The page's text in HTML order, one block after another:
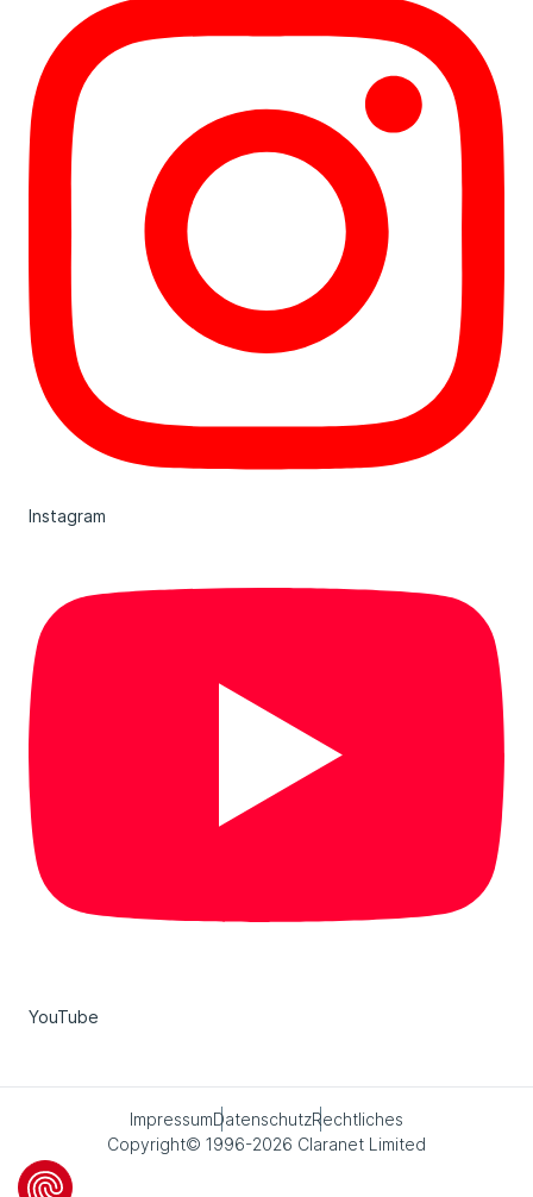
Instagram
YouTube
ImpressumDatenschutzRechtliches
Copyright© 1996-2026 Claranet Limited